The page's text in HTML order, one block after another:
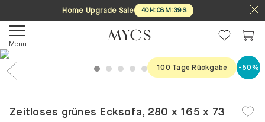
Home Upgrade Sale 40H:08M:38S
Menü
1 2 3 4 5 6 7
100 Tage Rückgabe -50%
Zeitloses grünes Ecksofa, 280 x 165 x 73